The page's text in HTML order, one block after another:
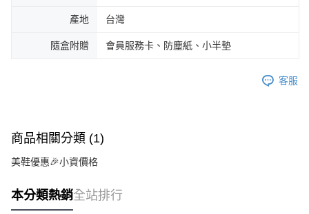
產地 台灣
隨盒附贈 會員服務卡、防塵紙、小半墊
客服
商品相關分類 (1)
美鞋優惠🎉小資價格
本分類熱銷全站排行